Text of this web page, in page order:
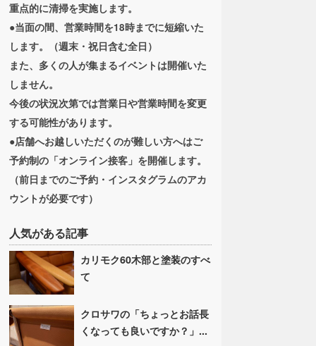
重点的に清掃を実施します。
●当面の間、営業時間を18時までに短縮いた
します。（週末・祝日含む全日）
また、多くの人が集まるイベントは開催いた
しません。
今後の状況次第では営業日や営業時間を変更
する可能性があります。
●店舗へお越しいただくのが難しい方へはご
予約制の「オンライン接客」を開催します。
（前日までのご予約・インスタグラムのアカ
ウントが必要です）
人気がある記事
カリモク60木部と塗装のすべ
て
クロサワの「ちょっとお話長
くなっても良いですか？」...